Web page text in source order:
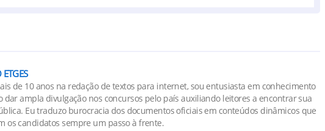
ETGES
de 10 anos na redação de textos para internet, sou entusiasta em conhecimento
dar ampla divulgação nos concursos pelo país auxiliando leitores a encontrar sua
Eu traduzo burocracia dos documentos oficiais em conteúdos dinâmicos que
os candidatos sempre um passo à frente.